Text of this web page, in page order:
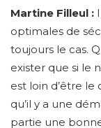
Martine Filleul :
optimales de
toujours le cas.
exister que si le
est loin d’être le
qu’il y a une
partie une